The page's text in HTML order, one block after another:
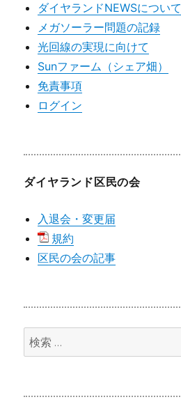
ダイヤランドNEWSについて
メガソーラー問題の記録
光回線の実現に向けて
Sunファーム（シェア畑）
免責事項
ログイン
ダイヤランド区民の会
入退会・変更届
規約
区民の会の記事
検
索: